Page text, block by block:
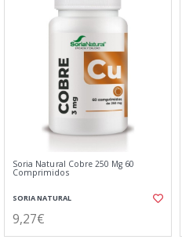
Soria Natural Cobre 250 Mg 60
Comprimidos
SORIA NATURAL
9,27€